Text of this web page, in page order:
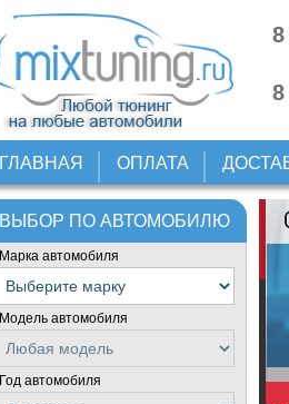
ГЛАВНАЯ ОПЛАТА
ВЫБОР ПО АВТОМОБИЛЮ
Марка автомобиля
Модель автомобиля
Год автомобиля